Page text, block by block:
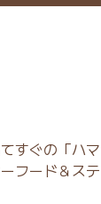
すぐの「ハマ
フード＆ステ